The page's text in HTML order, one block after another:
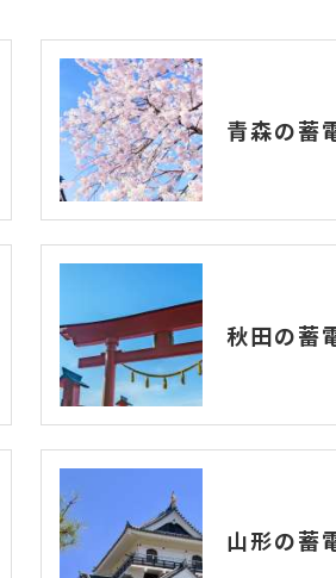
青森の蓄
秋田の蓄
山形の蓄